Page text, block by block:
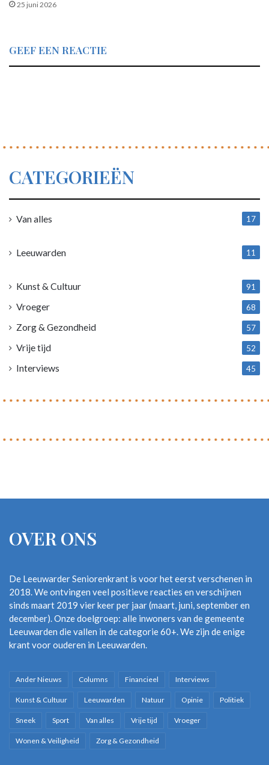
25 juni 2026
GEEF EEN REACTIE
CATEGORIEËN
Van alles
17
Leeuwarden
11
Kunst & Cultuur 91
Vroeger 68
Zorg & Gezondheid 57
Vrije tijd 52
Interviews 45
OVER ONS
De Leeuwarder Seniorenkrant is voor het eerst verschenen in
2018. We ontvingen veel positieve reacties en verschijnen
sinds maart 2019 vier keer per jaar (maart, juni, september en
december). Onze doelgroep: alle inwoners van de gemeente
Leeuwarden die vallen in de categorie 60+. We zijn de enige
krant voor ouderen in Leeuwarden.
Ander Nieuws Columns Financieel Interviews
Kunst & Cultuur Leeuwarden Natuur Opinie Politiek
Sneek Sport Van alles Vrije tijd Vroeger
Wonen & Veiligheid Zorg & Gezondheid